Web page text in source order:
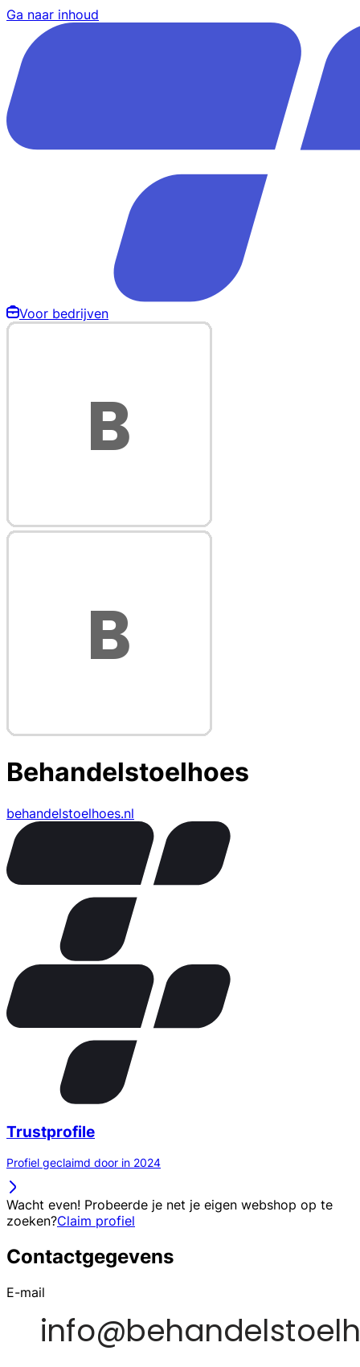
Ga naar inhoud
Voor bedrijven
Behandelstoelhoes
behandelstoelhoes.nl
Trustprofile
Profiel geclaimd door in 2024
Wacht even! Probeerde je net je eigen webshop op te
zoeken?Claim profiel
Contactgegevens
E-mail